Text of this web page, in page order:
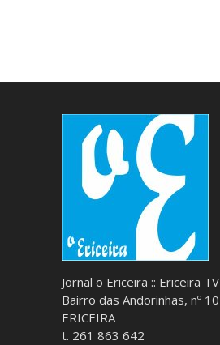
Jornal o Ericeira :: Ericeira TV
Bairro das Andorinhas, nº 10
ERICEIRA
t. 261 863 642